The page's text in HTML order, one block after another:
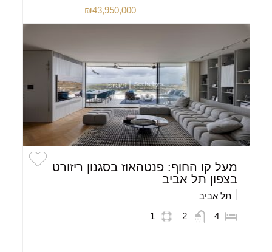
₪43,950,000
מעל קו החוף: פנטהאוז בסגנון ריזורט
בצפון תל אביב
תל אביב
4
2
1